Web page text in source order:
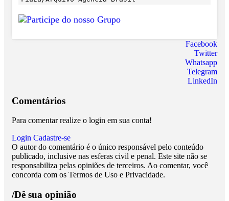
Facebook
Twitter
Whatsapp
Telegram
LinkedIn
Comentários
Para comentar realize o login em sua conta!
Login Cadastre-se
O autor do comentário é o único responsável pelo conteúdo
publicado, inclusive nas esferas civil e penal. Este site não se
responsabiliza pelas opiniões de terceiros. Ao comentar, você
concorda com os Termos de Uso e Privacidade.
/Dê sua opinião